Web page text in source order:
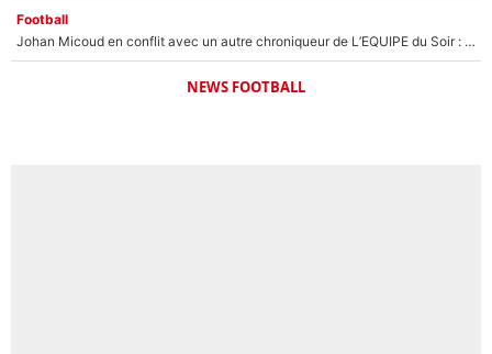
Football
Johan Micoud en conflit avec un autre chroniqueur de L’EQUIPE du Soir : «Pendant un moment, je ne les ai pas remis ensemble dans l'émission»
NEWS FOOTBALL